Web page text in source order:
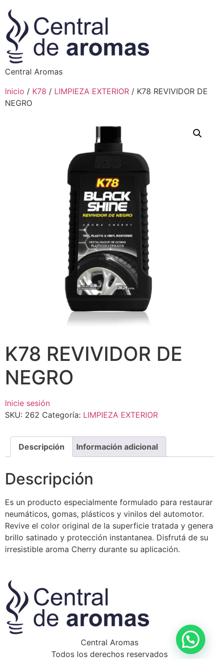
Central Aromas
Inicio / K78 / LIMPIEZA EXTERIOR / K78 REVIVIDOR DE
NEGRO
K78 REVIVIDOR DE
NEGRO
Inicie sesión
SKU: 262 Categoría: LIMPIEZA EXTERIOR
Descripción Información adicional
Descripción
Es un producto especialmente formulado para restaurar
neumáticos, gomas, plásticos y vinilos del automotor.
Revive el color original de la superficie tratada y genera
brillo satinado y protección instantanea. Disfrutá de su
irresistible aroma Cherry durante su aplicación.
Central Aromas
Todos los derechos reservados